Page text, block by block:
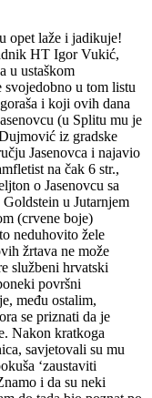
opet laže i jadikuje!
HT Igor Vukić,
u ustaškom
svojedobno u tom listu
i koji ovih dana
(u Splitu mu je
iz gradske
Jasenovca i najavio
na čak 6 str.,
o Jasenovcu sa
u Jutarnjem
(crvene boje)
neduhovito žele
žrtava ne može
službeni hrvatski
površni
među ostalim,
se priznati da je
Nakon kratkoga
savjetovali su mu
‘zaustaviti
i da su neki